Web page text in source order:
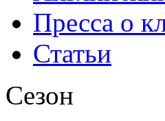
Пресса о
Статьи
Сезон